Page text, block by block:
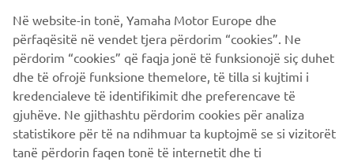
sul sito internet www.santanderconsumer.it, sez. Trasparenza e
consultabile presso i concessionari Yamaha.
Promozione valida presso i Concessionari Ufficiali Yamaha che
aderiscono all'iniziativa.
Në website-in tonë, Yamaha Motor Europe dhe
përfaqësitë në vendet tjera përdorim “cookies”. Ne
përdorim “cookies” që faqja jonë të funksionojë siç duhet
dhe të ofrojë funksione themelore, të tilla si kujtimi i
kredencialeve të identifikimit dhe preferencave të
gjuhëve. Ne gjithashtu përdorim cookies për analiza
statistikore për të na ndihmuar ta kuptojmë se si vizitorët
tanë përdorin faqen tonë të internetit dhe ti